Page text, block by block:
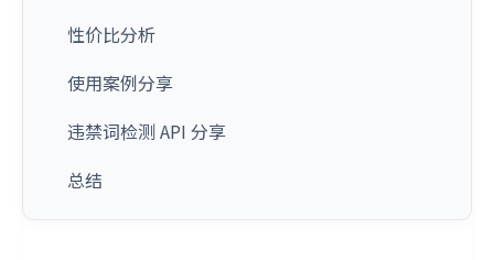
性价比分析
使用案例分享
违禁词检测 API 分享
总结